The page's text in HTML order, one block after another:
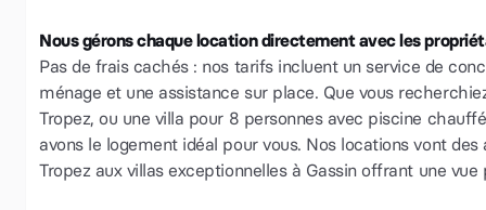
Nous gérons chaque location directement avec les
Pas de frais cachés : nos tarifs incluent un service de
ménage et une assistance sur place. Que vous
Tropez, ou une villa pour 8 personnes avec piscine
avons le logement idéal pour vous. Nos locations vont
Tropez aux villas exceptionnelles à Gassin offrant une